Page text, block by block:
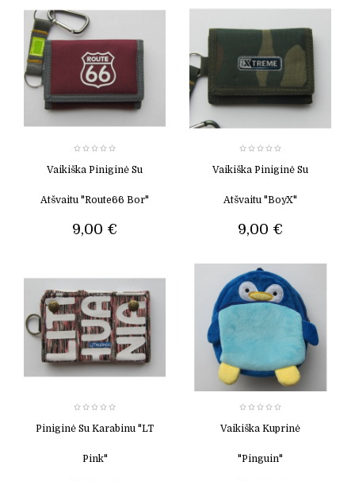
Vaikiška Piniginė Su
Atšvaitu "Route66 Bor"
9,00 €
Vaikiška Piniginė Su
Atšvaitu "BoyX"
9,00 €
Piniginė Su Karabinu "LT
Pink"
Vaikiška Kuprinė
"Pinguin"